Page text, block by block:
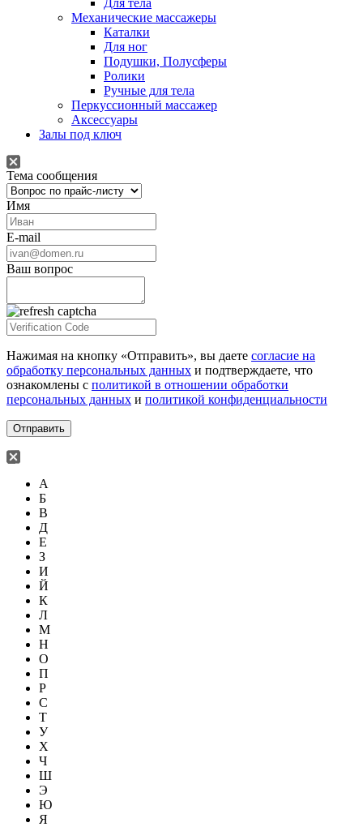
Для тела
Механические массажеры
Каталки
Для ног
Подушки, Полусферы
Ролики
Ручные для тела
Перкуссионный массажер
Аксессуары
Залы под ключ
Тема сообщения
Имя
E-mail
Ваш вопрос
Нажимая на кнопку «Отправить», вы даете согласие на
обработку персональных данных и подтверждаете, что
ознакомлены с политикой в отношении обработки
персональных данных и политикой конфиденциальности
А
Б
В
Д
Е
З
И
Й
К
Л
М
Н
О
П
Р
С
Т
У
Х
Ч
Ш
Э
Ю
Я